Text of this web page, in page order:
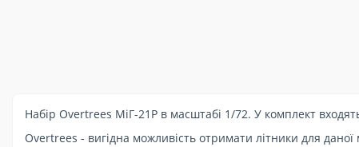
Набір Overtrees МіГ-21Р в масштабі 1/72. У комплект
Overtrees - вигідна можливість отримати літники для